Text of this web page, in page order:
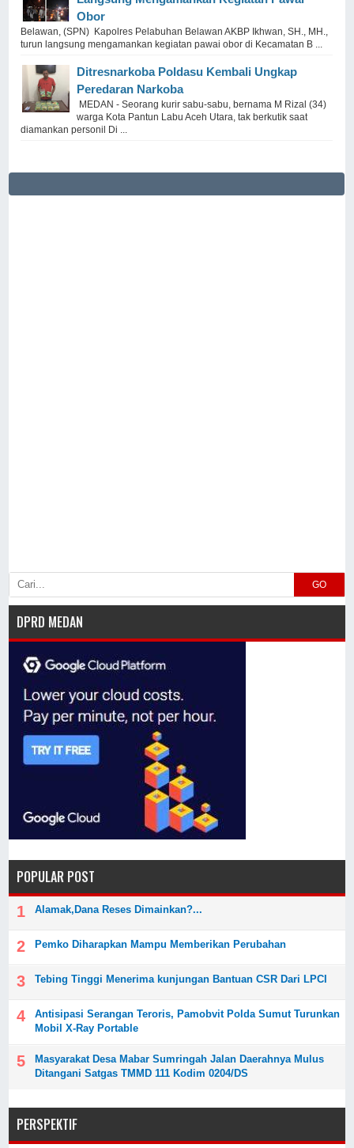
Obor
Belawan, (SPN) Kapolres Pelabuhan Belawan AKBP Ikhwan, SH., MH.,
turun langsung mengamankan kegiatan pawai obor di Kecamatan B ...
Ditresnarkoba Poldasu Kembali Ungkap
Peredaran Narkoba
MEDAN - Seorang kurir sabu-sabu, bernama M Rizal (34)
warga Kota Pantun Labu Aceh Utara, tak berkutik saat
diamankan personil Di ...
GO
DPRD MEDAN
POPULAR POST
Alamak,Dana Reses Dimainkan?...
Pemko Diharapkan Mampu Memberikan Perubahan
Tebing Tinggi Menerima kunjungan Bantuan CSR Dari LPCI
Antisipasi Serangan Teroris, Pamobvit Polda Sumut Turunkan
Mobil X-Ray Portable
Masyarakat Desa Mabar Sumringah Jalan Daerahnya Mulus
Ditangani Satgas TMMD 111 Kodim 0204/DS
PERSPEKTIF